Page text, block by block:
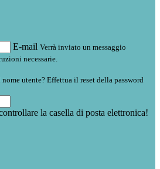
E-mail Verrà inviato un messaggio
necessarie.
utente? Effettua il reset della password
la casella di posta elettronica!